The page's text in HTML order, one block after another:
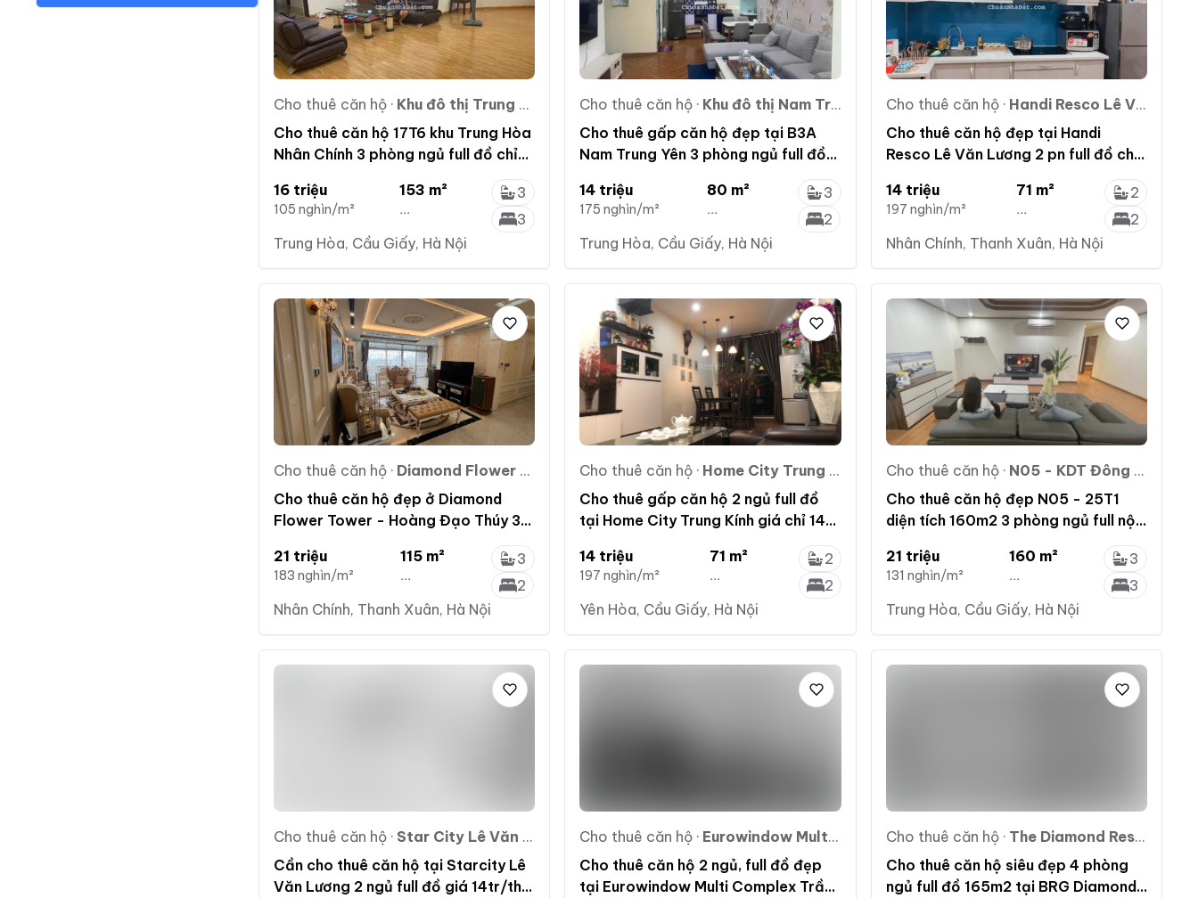
Cho thuê căn hộ · Khu đô thị Trung Hòa - Nhân Chính
Cho thuê căn hộ 17T6 khu Trung Hòa
Nhân Chính 3 phòng ngủ full đồ chỉ
16 triệu
105 nghìn/m²
153 m²
...
3
3
Trung Hòa, Cầu Giấy, Hà Nội
Cho thuê căn hộ · Khu đô thị Nam Trung Yên
Cho thuê gấp căn hộ đẹp tại B3A
Nam Trung Yên 3 phòng ngủ full đồ
14 triệu
175 nghìn/m²
80 m²
...
3
2
Trung Hòa, Cầu Giấy, Hà Nội
Cho thuê căn hộ· Handi Resco Lê Văn Lương
Cho thuê căn hộ đẹp tại Handi
Resco Lê Văn Lương 2 pn full đồ chỉ
14 triệu
197 nghìn/m²
71 m²
...
2
2
Nhân Chính, Thanh Xuân, Hà Nội
Cho thuê căn hộ · Diamond Flower Tower
Cho thuê căn hộ đẹp ở Diamond
Flower Tower - Hoàng Đạo Thúy 3
phòng ngủ full đồ chỉ 21 triệu/tháng
21 triệu
183 nghìn/m²
115 m²
...
3
2
Nhân Chính, Thanh Xuân, Hà Nội
Cho thuê căn hộ · Home City Trung Kính
Cho thuê gấp căn hộ 2 ngủ full đồ
tại Home City Trung Kính giá chỉ 14
14 triệu
197 nghìn/m²
71 m²
...
2
2
Yên Hòa, Cầu Giấy, Hà Nội
Cho thuê căn hộ· N05 - KDT Đông Nam Trần Duy Hưng
Cho thuê căn hộ đẹp N05 - 25T1
diện tích 160m2 3 phòng ngủ full nội
21 triệu
131 nghìn/m²
160 m²
...
3
3
Trung Hòa, Cầu Giấy, Hà Nội
Cho thuê căn hộ · Star City Lê Văn Lương
Cần cho thuê căn hộ tại Starcity Lê
Văn Lương 2 ngủ full đồ giá 14tr/th
Cho thuê căn hộ · Eurowindow Multi Complex
Cho thuê căn hộ 2 ngủ, full đồ đẹp
tại Eurowindow Multi Complex Trần
Cho thuê căn hộ· The Diamond Residence
Cho thuê căn hộ siêu đẹp 4 phòng
ngủ full đồ 165m2 tại BRG Diamond